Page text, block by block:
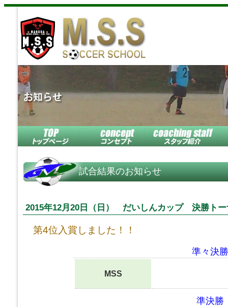
試合結果のお知らせ
2015年12月20日（日） だいしんカップ 決勝トー
第4位入賞しました！！
準々
MSS
準決